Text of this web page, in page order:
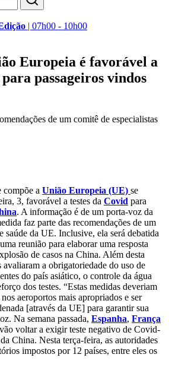
| 07h00 - 10h00
Europeia é favorável a
passageiros vindos
de um comitê de especialistas
compõe a União Europeia (UE) se
3, favorável a testes da Covid para
. A informação é de um porta-voz da
faz parte das recomendações de um
saúde da UE. Inclusive, ela será debatida
reunião para elaborar uma resposta
de casos na China. Além desta
avaliaram a obrigatoriedade do uso de
do país asiático, o controle da água
dos testes. “Estas medidas deveriam
aeroportos mais apropriados e ser
[através da UE] para garantir sua
Na semana passada, Espanha, França
voltar a exigir teste negativo de Covid-
China. Nesta terça-feira, as autoridades
impostos por 12 países, entre eles os